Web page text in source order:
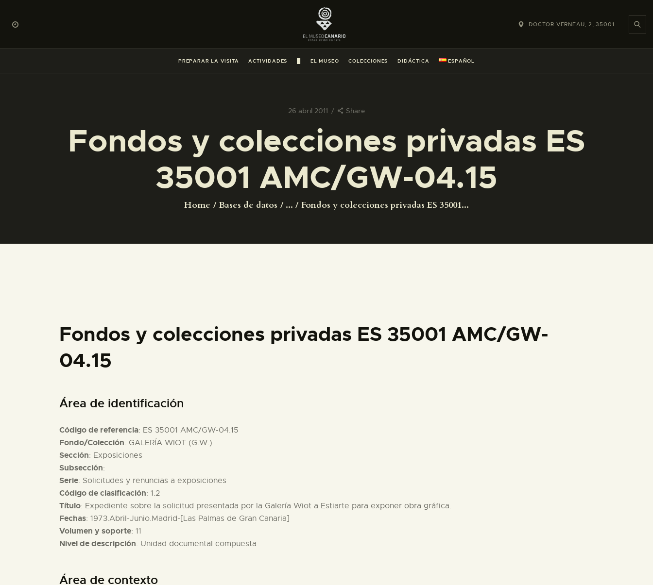
DOCTOR VERNEAU, 2, 35001
PREPARAR LA VISITA ACTIVIDADES EL MUSEO COLECCIONES DIDÁCTICA ESPAÑOL
26 abril 2011 Share
Fondos y colecciones privadas ES
35001 AMC/GW-04.15
Home Bases de datos ... Fondos y colecciones privadas ES 35001...
PREPARAR LA VISITA
ACTIVIDADES
█
COLECCIONES
DIDÁCTICA
ESPAÑOL
Fondos y colecciones privadas ES 35001 AMC/GW-
04.15
Área de identificación
Código de referencia: ES 35001 AMC/GW-04.15
Fondo/Colección: GALERÍA WIOT (G.W.)
Sección: Exposiciones
Subsección:
Serie: Solicitudes y renuncias a exposiciones
Código de clasificación: 1.2
Título: Expediente sobre la solicitud presentada por la Galería Wiot a Estiarte para exponer obra gráfica.
Fechas: 1973.Abril-Junio.Madrid-[Las Palmas de Gran Canaria]
Volumen y soporte: 11
Nivel de descripción: Unidad documental compuesta
Área de contexto